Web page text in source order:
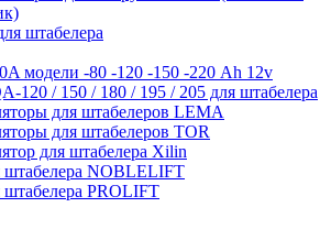
штабелера
модели -80 -120 -150 -220 Ah 12v
120 / 150 / 180 / 195 / 205 для штабелера
для штабелеров LEMA
для штабелеров TOR
для штабелера Xilin
NOBLELIFT
PROLIFT